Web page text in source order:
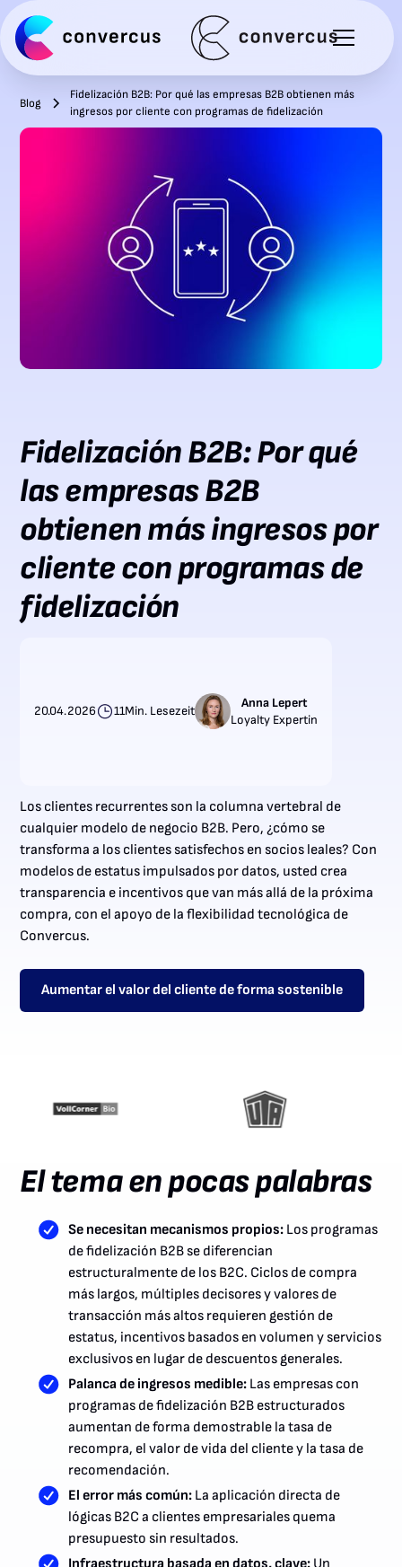
Blog
Fidelización B2B: Por qué las empresas B2B obtienen más
ingresos por cliente con programas de fidelización
Fidelización B2B: Por qué
las empresas B2B
obtienen más ingresos por
cliente con programas de
fidelización
20.04.2026 11Min. Lesezeit
Anna Lepert
Loyalty Expertin
Los clientes recurrentes son la columna vertebral de
cualquier modelo de negocio B2B. Pero, ¿cómo se
transforma a los clientes satisfechos en socios leales? Con
modelos de estatus impulsados por datos, usted crea
transparencia e incentivos que van más allá de la próxima
compra, con el apoyo de la flexibilidad tecnológica de
Convercus.
Aumentar el valor del cliente de forma sostenible
El tema en pocas palabras
Se necesitan mecanismos propios:Los programas
de fidelización B2B se diferencian
estructuralmente de los B2C. Ciclos de compra
más largos, múltiples decisores y valores de
transacción más altos requieren gestión de
estatus, incentivos basados en volumen y servicios
exclusivos en lugar de descuentos generales.
Palanca de ingresos medible:Las empresas con
programas de fidelización B2B estructurados
aumentan de forma demostrable la tasa de
recompra, el valor de vida del cliente y la tasa de
recomendación.
El error más común:La aplicación directa de
lógicas B2C a clientes empresariales quema
presupuesto sin resultados.